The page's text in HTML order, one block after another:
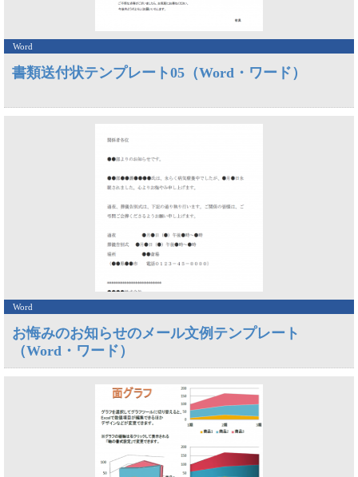
Word
書類送付状テンプレート05（Word・ワード）
Word
お悔みのお知らせのメール文例テンプレート
（Word・ワード）